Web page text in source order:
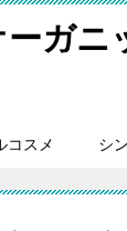
ガニ
コスメ シ